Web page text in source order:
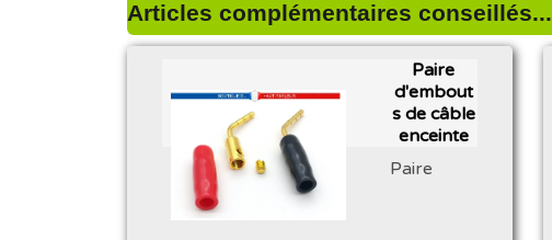
Articles complémentaires conseillés...
Paire
d'embout
s de câble
enceinte
Paire